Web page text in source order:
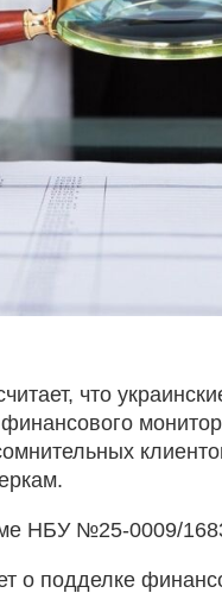
что
НБУ №25-0009/
о подделке